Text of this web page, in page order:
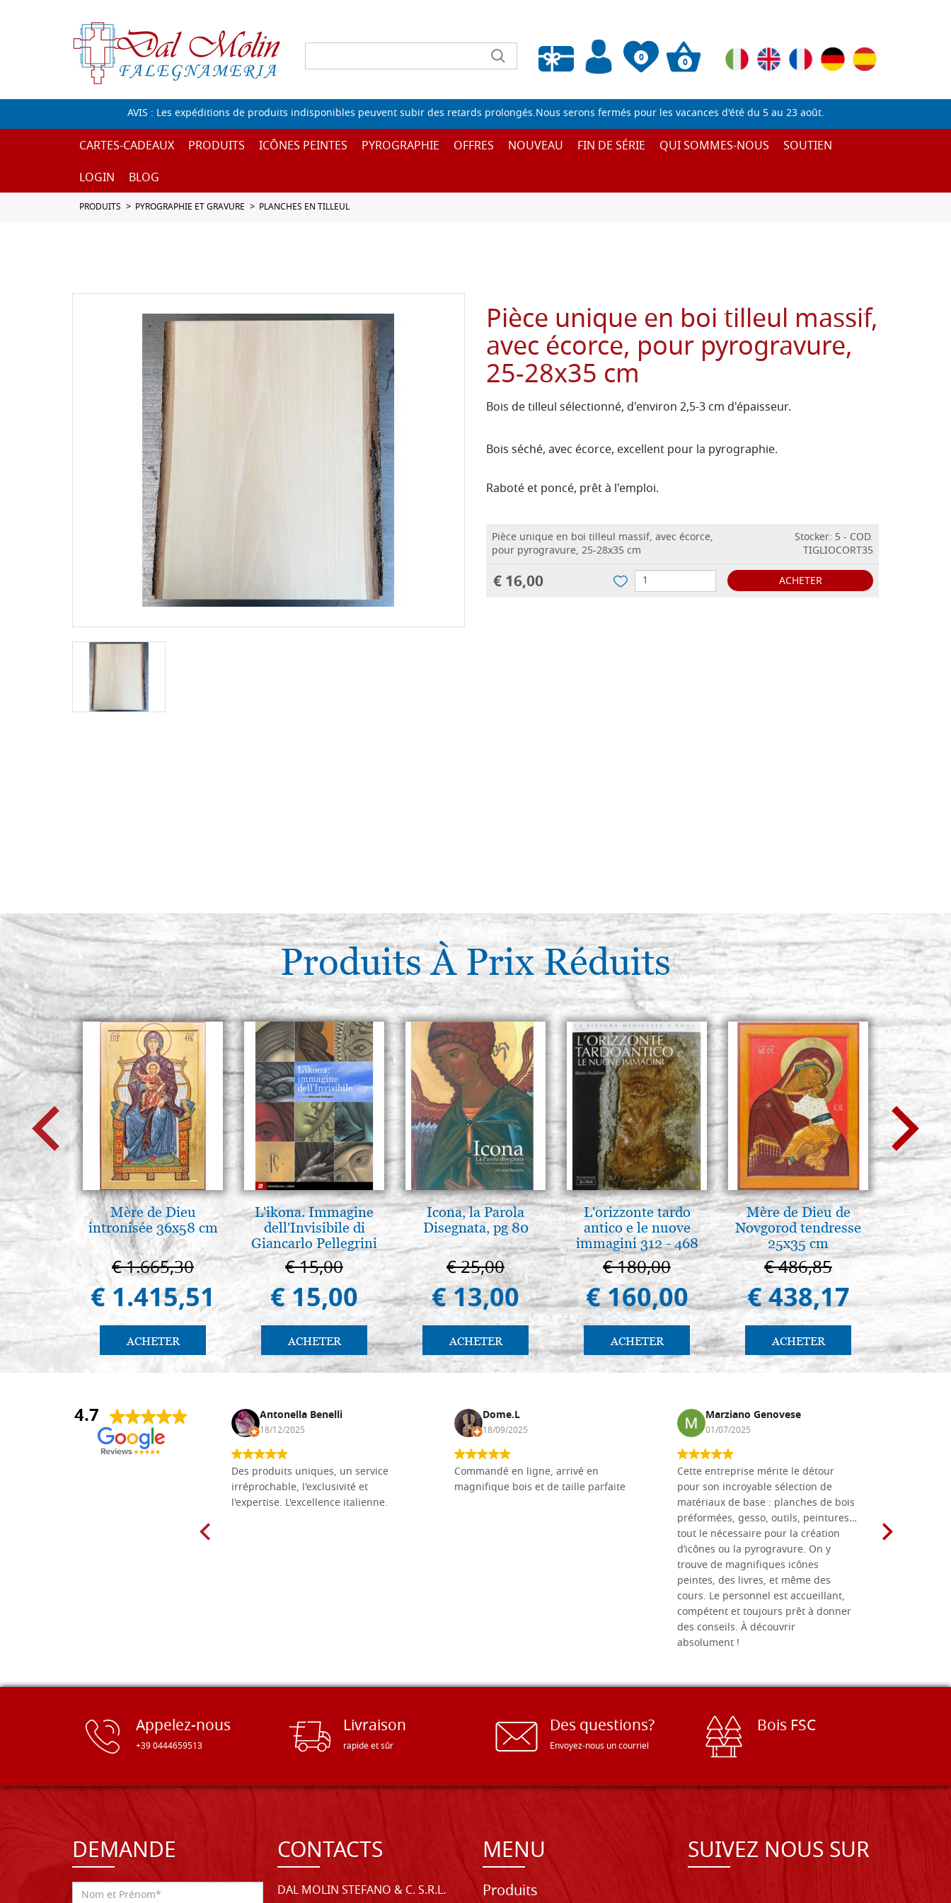
0
Liste de souhaits vide
0
AVIS : Les expéditions de produits indisponibles peuvent subir des retards prolongés.Nous serons fermés pour les vacances d'été du 5 au 23 août.
CARTES-CADEAUX PRODUITS ICÔNES PEINTES PYROGRAPHIE OFFRES NOUVEAU FIN DE SÉRIE QUI SOMMES-NOUS
SOUTIEN
LOGIN
BLOG
PRODUITS PYROGRAPHIE ET GRAVURE PLANCHES EN TILLEUL
Pièce unique en boi tilleul massif,
avec écorce, pour pyrogravure,
25-28x35 cm
Bois de tilleul sélectionné, d'environ 2,5-3 cm d'épaisseur.
Bois séché, avec écorce, excellent pour la pyrographie.
Raboté et poncé, prêt à l'emploi.
Pièce unique en boi tilleul massif, avec écorce,
pour pyrogravure, 25-28x35 cm
Stocker: 5 - COD.
TIGLIOCORT35
€ 16,00 ACHETER
Produits À Prix Réduits
Mère de Dieu
intronisée 36x58 cm
€ 1.665,30
€ 1.415,51
ACHETER
L'ikona. Immagine
dell'Invisibile di
Giancarlo Pellegrini
€ 15,00
€ 15,00
ACHETER
Icona, la Parola
Disegnata, pg 80
€ 25,00
€ 13,00
ACHETER
L'orizzonte tardo
antico e le nuove
immagini 312 - 468
€ 180,00
€ 160,00
ACHETER
Mère de Dieu de
Novgorod tendresse
25x35 cm
€ 486,85
€ 438,17
ACHETER
della
€
4.7
Daniel Vandewalle Antonella Benelli
18/12/2025
Des produits uniques, un service
irréprochable, l'exclusivité et
l'expertise. L'excellence italienne.
Dome.L
18/09/2025
Commandé en ligne, arrivé en
magnifique bois et de taille parfaite
Marziano Genovese
01/07/2025
Cette entreprise mérite le détour
pour son incroyable sélection de
matériaux de base : planches de bois
préformées, gesso, outils, peintures…
tout le nécessaire pour la création
d’icônes ou la pyrogravure. On y
trouve de magnifiques icônes
peintes, des livres, et même des
cours. Le personnel est accueillant,
compétent et toujours prêt à donner
des conseils. À découvrir
absolument !
Appelez-nous
+39 0444659513
Livraison
rapide et sûr
Des questions?
Envoyez-nous un courriel
Bois FSC
DEMANDE CONTACTS
DAL MOLIN STEFANO & C. S.R.L.
MENU
Produits
SUIVEZ NOUS SUR